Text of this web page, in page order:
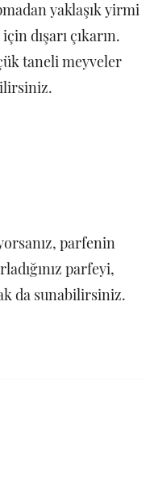
yaklaşık yirmi
dışarı çıkarın.
taneli meyveler
parfenin
parfeyi,
da sunabilirsiniz.